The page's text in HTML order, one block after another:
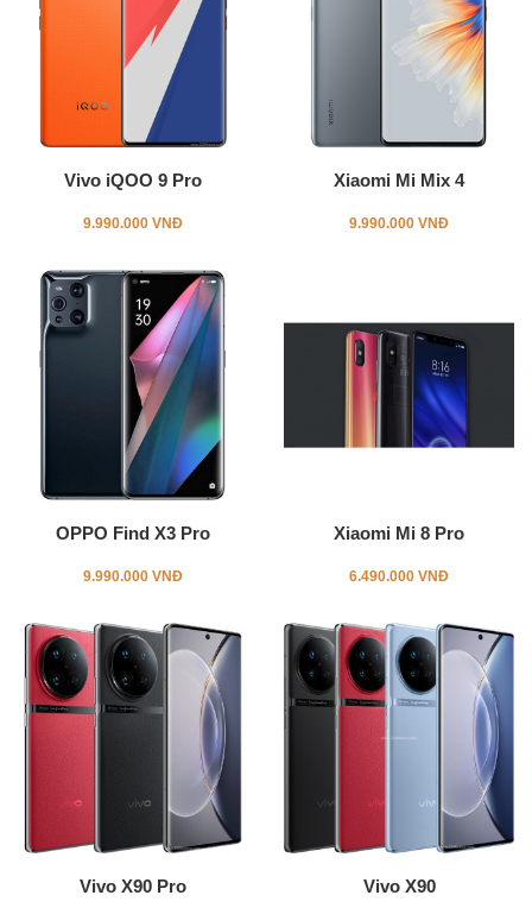
Vivo iQOO 9 Pro
9.990.000 VNĐ
Xiaomi Mi Mix 4
9.990.000 VNĐ
OPPO Find X3 Pro
9.990.000 VNĐ
Xiaomi Mi 8 Pro
6.490.000 VNĐ
Vivo X90 Pro Vivo X90